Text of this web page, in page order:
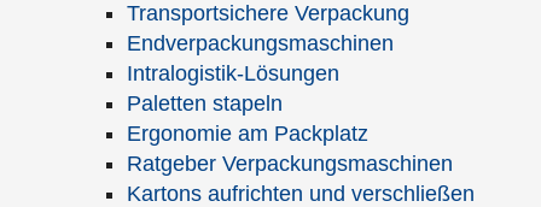
Transportsichere Verpackung
Endverpackungsmaschinen
Intralogistik-Lösungen
Paletten stapeln
Ergonomie am Packplatz
Ratgeber Verpackungsmaschinen
Kartons aufrichten und verschließen
* Geben Sie bitte entweder Ihre Telefonnummer oder Ihre E-Mail-
Adresse an, damit wir Sie kontaktieren können.
Ihre Mitteilung
Bitte beachten Sie, dass im Mitteilungsfeld keine Hyperlinks
(http: / https: / ftp: / www.) zugelassen sind.